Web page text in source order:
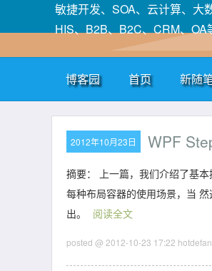
敏捷开发、SOA、云计算、大
HIS、B2B、B2C、CRM、
博客园 首页 新随
2012年10月23日 WPF
摘要：
上一篇，我们介绍了基
每种布局容器的使用场景，当
出。
阅读全文
posted @ 2012-10-23 17:22